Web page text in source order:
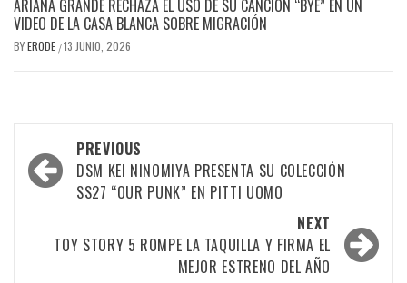
ARIANA GRANDE RECHAZA EL USO DE SU CANCIÓN “BYE” EN UN
VIDEO DE LA CASA BLANCA SOBRE MIGRACIÓN
BYERODE /13 JUNIO, 2026
PREVIOUS
DSM KEI NINOMIYA PRESENTA SU COLECCIÓN
SS27 “OUR PUNK” EN PITTI UOMO
NEXT
TOY STORY 5 ROMPE LA TAQUILLA Y FIRMA EL
MEJOR ESTRENO DEL AÑO